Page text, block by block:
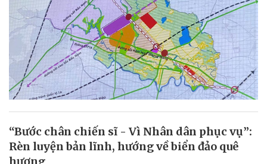
“Bước chân chiến sĩ - Vì Nhân dân phục vụ”:
Rèn luyện bản lĩnh, hướng về biển đảo quê